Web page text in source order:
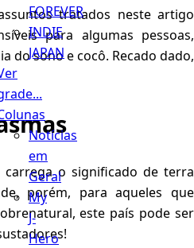
FOREVER
INDIE
JAPAN
Notícias
em
Geral
My
J-
Hero
tratados neste artigo
para algumas pessoas,
do sono e cocô. Recado dado,
carrega o significado de terra
porém, para aqueles que
este país pode ser